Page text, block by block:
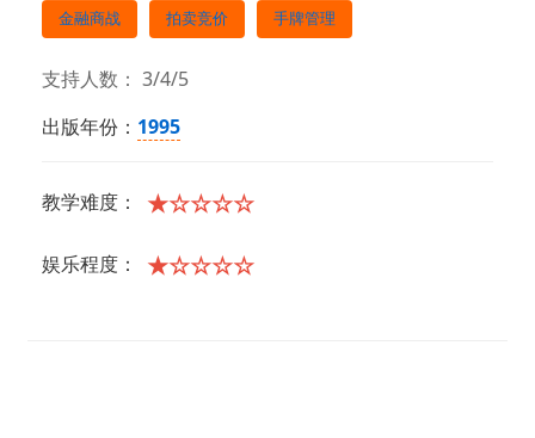
金融商战 拍卖竞价 手牌管理
支持人数： 3/4/5
出版年份： 1995
教学难度： ★☆☆☆☆
娱乐程度： ★☆☆☆☆